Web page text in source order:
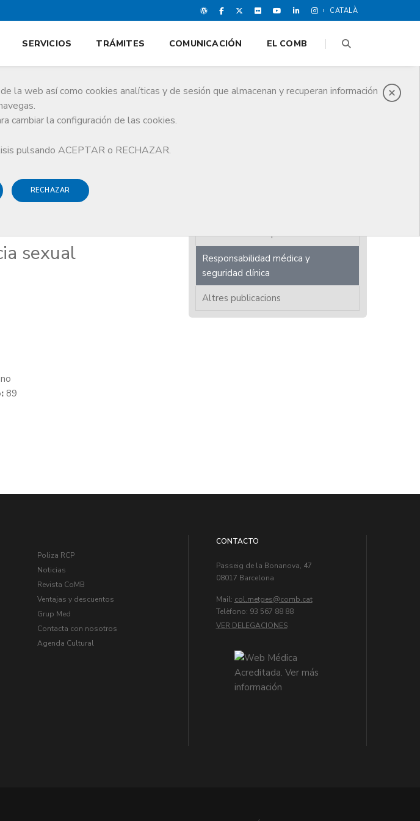
CATALÀ
web así como cookies analíticas y de sesión que almacenan y recuperan información
cambiar la configuración de las cookies.
pulsando ACEPTAR o RECHAZAR.
RECHAZAR
SERVICIOS TRÁMITES COMUNICACIÓN EL COMB
sexual
89
Estudis sobre la profesión
Responsabilidad médica y
seguridad clínica
Altres publicacions
Poliza RCP
Noticias
Revista CoMB
Ventajas y descuentos
Grup Med
Contacta con nosotros
Agenda Cultural
CONTACTO
Passeig de la Bonanova, 47
08017 Barcelona
Mail: col.metges
Telèfono: 93 567 88 88
VER DELEGACIONES